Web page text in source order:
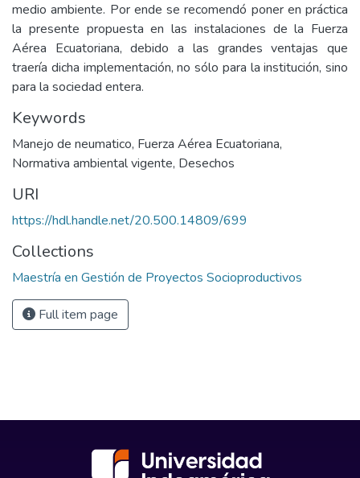
medio ambiente. Por ende se recomendó poner en práctica
la presente propuesta en las instalaciones de la Fuerza
Aérea Ecuatoriana, debido a las grandes ventajas que
traería dicha implementación, no sólo para la institución, sino
para la sociedad entera.
Keywords
Manejo de neumatico, Fuerza Aérea Ecuatoriana,
Normativa ambiental vigente, Desechos
URI
https://hdl.handle.net/20.500.14809/699
Collections
Maestría en Gestión de Proyectos Socioproductivos
Full item page